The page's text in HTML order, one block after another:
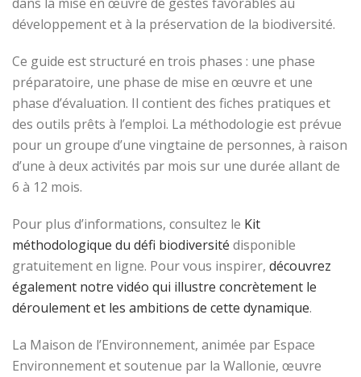
dans la mise en œuvre de gestes favorables au
développement et à la préservation de la biodiversité.
Ce guide est structuré en trois phases : une phase
préparatoire, une phase de mise en œuvre et une
phase d’évaluation. Il contient des fiches pratiques et
des outils prêts à l’emploi. La méthodologie est prévue
pour un groupe d’une vingtaine de personnes, à raison
d’une à deux activités par mois sur une durée allant de
6 à 12 mois.
Pour plus d’informations, consultez le Kit
méthodologique du défi biodiversité disponible
gratuitement en ligne. Pour vous inspirer, découvrez
également notre vidéo qui illustre concrètement le
déroulement et les ambitions de cette dynamique.
La Maison de l’Environnement, animée par Espace
Environnement et soutenue par la Wallonie, œuvre